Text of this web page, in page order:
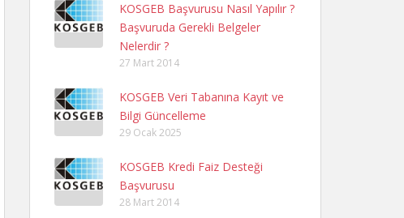
KOSGEB Başvurusu Nasıl Yapılır ?
Başvuruda Gerekli Belgeler
Nelerdir ?
27 Mart 2014
KOSGEB Veri Tabanına Kayıt ve
Bilgi Güncelleme
29 Ocak 2025
KOSGEB Kredi Faiz Desteği
Başvurusu
28 Mart 2014